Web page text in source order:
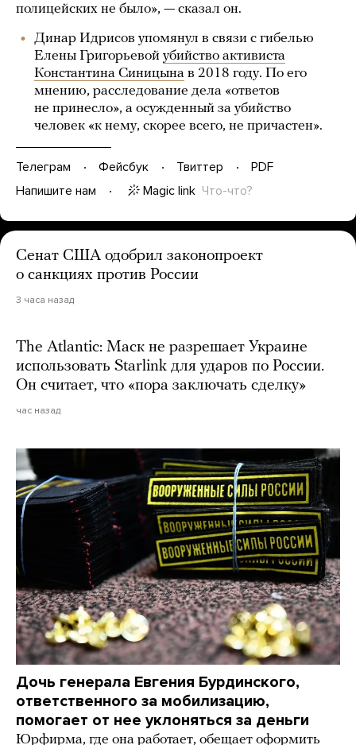
полицейских не было», — сказал он.
Динар Идрисов упомянул в связи с гибелью
Елены Григорьевой убийство активиста
Константина Синицына в 2018 году. По его
мнению, расследование дела «ответов
не принесло», а осужденный за убийство
человек «к нему, скорее всего, не причастен».
Телеграм Фейсбук Твиттер
PDF
Напишите нам
Magic link Что-что?
Сенат США одобрил законопроект
о санкциях против России
3 часа назад
The Atlantic: Маск не разрешает Украине
использовать Starlink для ударов по России.
Он считает, что «пора заключать сделку»
час назад
Дочь генерала Евгения Бурдинского,
ответственного за мобилизацию,
помогает от нее уклоняться за деньги
Юрфирма, где она работает, обещает оформить